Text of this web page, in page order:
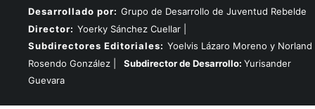
Desarrollado por: Grupo de Desarrollo de Juventud Rebelde
Director: Yoerky Sánchez Cuellar |
Subdirectores Editoriales: Yoelvis Lázaro Moreno y Norland
Rosendo González |
Subdirector de Desarrollo: Yurisander
Guevara